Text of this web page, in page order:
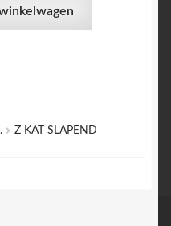
Z KAT SLAPEND